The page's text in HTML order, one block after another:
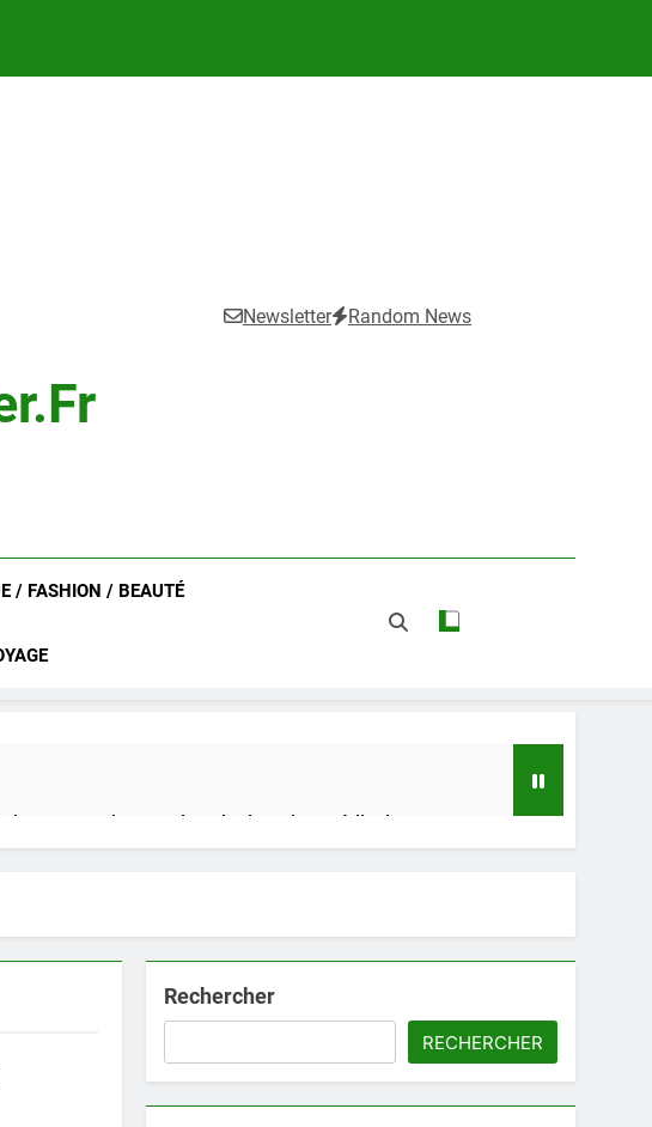
Newsletter Random News
/ FASHION / BEAUTÉ
et son impact dans le domaine médical
clés et avantages
Rechercher
RECHERCHER